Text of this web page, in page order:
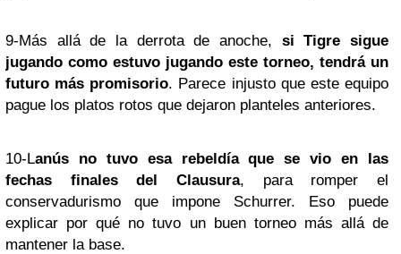
9-Más allá de la derrota de anoche, si Tigre sigue
jugando como estuvo jugando este torneo, tendrá un
futuro más promisorio. Parece injusto que este equipo
pague los platos rotos que dejaron planteles anteriores.
10-Lanús no tuvo esa rebeldía que se vio en las
fechas finales del Clausura, para romper el
conservadurismo que impone Schurrer. Eso puede
explicar por qué no tuvo un buen torneo más allá de
mantener la base.